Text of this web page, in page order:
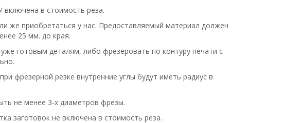
в стоимость реза.
же приобретаться у нас. Предоставляемый материал должен
25 мм. до края.
готовым деталям, либо фрезеровать по контуру печати с
фрезерной резке внутренние углы будут иметь радиус в
не менее 3-х диаметров фрезы.
заготовок не включена в стоимость реза.